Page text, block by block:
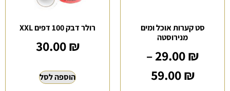
סט קערות אוכל ומים
מנירוסטה
29.00₪
–
59.00₪
רולר דבק 100 דפים XXL
30.00₪
הוספה לסל